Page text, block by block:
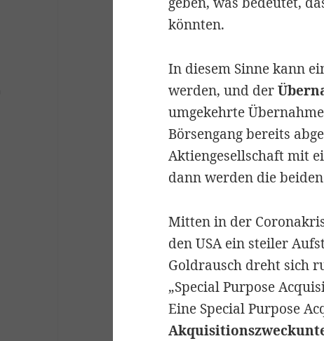
könnten.
In diesem Sinne kann
werden, und der
umgekehrte
Börsengang bereits
Aktiengesellschaft mit
dann werden die
Mitten in der
den USA ein steiler
Goldrausch dreht sich
„Special Purpose
Eine Special Purpose